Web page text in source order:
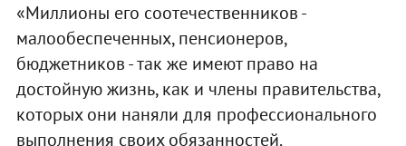
«Миллионы его соотечественников -
малообеспеченных, пенсионеров,
бюджетников - так же имеют право на
достойную жизнь, как и члены правительства,
которых они наняли для профессионального
выполнения своих обязанностей.